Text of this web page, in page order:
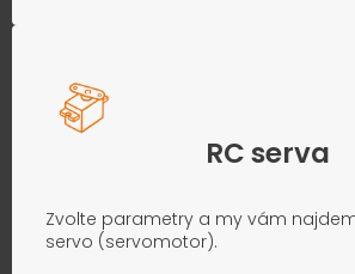
RC serva
Zvolte parametry a my vám
servo (servomotor).